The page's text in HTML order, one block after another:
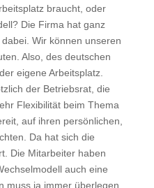
braucht, oder
Die Firma hat ganz
Wir können unseren
Also, des deutschen
eigene Arbeitsplatz.
der Betriebsrat, die
Flexibilität beim Thema
auf ihren persönlichen,
Da hat sich die
Die Mitarbeiter haben
auch eine
muss ja immer überlegen,